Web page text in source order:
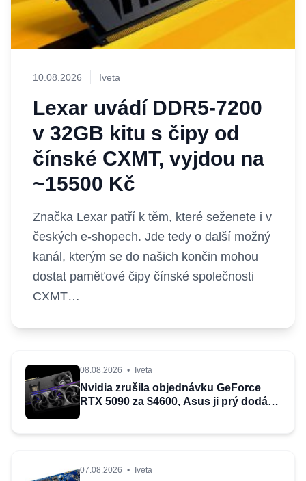
10.08.2026 Iveta
Lexar uvádí DDR5-7200
v 32GB kitu s čipy od
čínské CXMT, vyjdou na
~15500 Kč
Značka Lexar patří k těm, které seženete i v
českých e-shopech. Jde tedy o další možný
kanál, kterým se do našich končin mohou
dostat paměťové čipy čínské společnosti
CXMT…
08.08.2026 • Iveta
Nvidia zrušila objednávku GeForce
RTX 5090 za $4600, Asus ji prý dodá
07.08.2026 • Iveta